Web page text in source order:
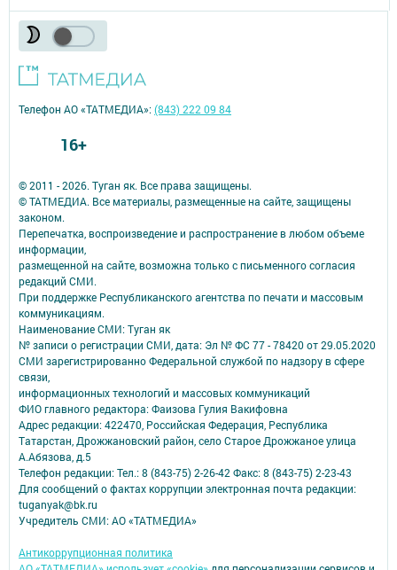
© 2011 - 2026. Туган як. Все права защищены.
© ТАТМЕДИА. Все материалы, размещенные на сайте, защищены
законом.
Перепечатка, воспроизведение и распространение в любом объеме
информации,
размещенной на сайте, возможна только с письменного согласия
редакций СМИ.
При поддержке Республиканского агентства по печати и массовым
коммуникациям.
Наименование СМИ: Туган як
№ записи о регистрации СМИ, дата: Эл № ФС 77 - 78420 от 29.05.2020
СМИ зарегистрированно Федеральной службой по надзору в сфере
связи,
информационных технологий и массовых коммуникаций
ФИО главного редактора: Фаизова Гулия Вакифовна
Адрес редакции: 422470, Российская Федерация, Республика
Татарстан, Дрожжановский район, село Старое Дрожжаное улица
А.Абязова, д.5
Телефон редакции: Тел.: 8 (843-75) 2-26-42 Факс: 8 (843-75) 2-23-43
Для сообщений о фактах коррупции электронная почта редакции:
tuganyak@bk.ru
Учредитель СМИ: АО «ТАТМЕДИА»
Антикоррупционная политика
Телефон АО «ТАТМЕДИА»:(843) 222 09 84
16+